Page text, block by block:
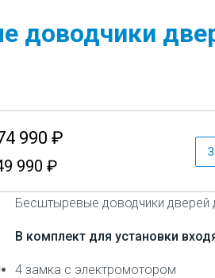
доводчики
990 ₽
990 ₽
Бесштыревые доводчики дверей
В комплект для установки
4 замка с электромотором